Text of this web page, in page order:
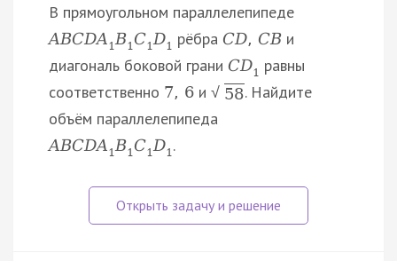
В прямоугольном параллелепипеде
ABCDA 1B1C1D1 рёбра CD, CBи
диагональ боковой грани CD1 равны
соответственно 7, 6и √ 58. Найдите
объём параллелепипеда
ABCDA1B1C1D1.